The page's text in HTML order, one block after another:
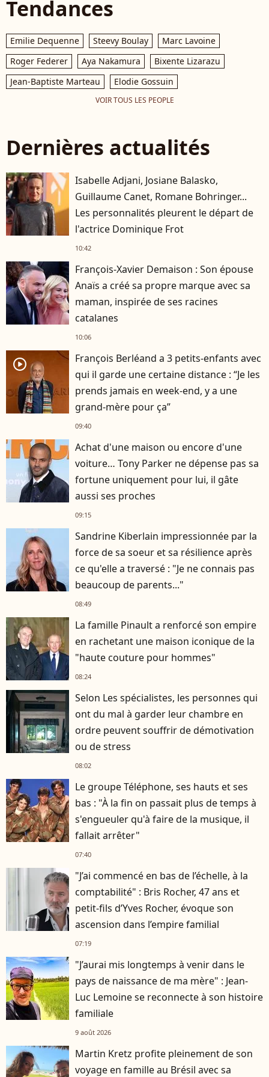
Tendances
Emilie Dequenne Steevy Boulay
Marc Lavoine
Roger Federer
Aya Nakamura
Bixente Lizarazu
Jean-Baptiste Marteau
Elodie Gossuin
VOIR TOUS LES PEOPLE
Dernières actualités
Isabelle Adjani, Josiane Balasko,
Guillaume Canet, Romane Bohringer...
Les personnalités pleurent le départ de
l'actrice Dominique Frot
10:42
François-Xavier Demaison : Son épouse
Anaïs a créé sa propre marque avec sa
maman, inspirée de ses racines
catalanes
10:06
player2
François Berléand a 3 petits-enfants avec
qui il garde une certaine distance : “Je les
prends jamais en week-end, y a une
grand-mère pour ça”
09:40
Achat d'une maison ou encore d'une
voiture… Tony Parker ne dépense pas sa
fortune uniquement pour lui, il gâte
aussi ses proches
09:15
Sandrine Kiberlain impressionnée par la
force de sa soeur et sa résilience après
ce qu'elle a traversé : "Je ne connais pas
beaucoup de parents..."
08:49
La famille Pinault a renforcé son empire
en rachetant une maison iconique de la
"haute couture pour hommes"
08:24
Selon Les spécialistes, les personnes qui
ont du mal à garder leur chambre en
ordre peuvent souffrir de démotivation
ou de stress
08:02
Le groupe Téléphone, ses hauts et ses
bas : "À la fin on passait plus de temps à
s'engueuler qu'à faire de la musique, il
fallait arrêter"
07:40
"J’ai commencé en bas de l’échelle, à la
comptabilité" : Bris Rocher, 47 ans et
petit-fils d’Yves Rocher, évoque son
ascension dans l’empire familial
07:19
"J’aurai mis longtemps à venir dans le
pays de naissance de ma mère" : Jean-
Luc Lemoine se reconnecte à son histoire
familiale
9 août 2026
Martin Kretz profite pleinement de son
voyage en famille au Brésil avec sa